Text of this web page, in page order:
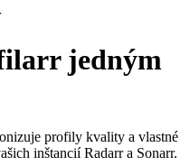
jedným
profily kvality a vlastné
inštancií Radarr a Sonarr.